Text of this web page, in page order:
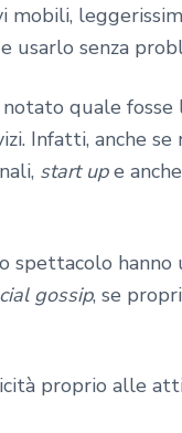
usarlo senza
quale
Infatti, anche
start upe
spettacolo
gossip, se
proprio alle